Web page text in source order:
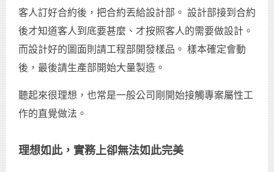
客人訂好合約後，把合約丟給設計部。 設計部接到合約
後才知道客人到底要甚麼、才按照客人的需要做設計。
而設計好的圖面則請工程部開發樣品。 樣本確定會動
後，最後請生產部開始大量製造。
聽起來很理想，也常是一般公司剛開始接觸專案屬性工
作的直覺做法。
理想如此，實務上卻無法如此完美